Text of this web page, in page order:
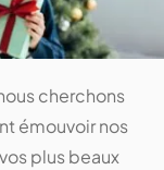
cherchons
émouvoir nos
plus beaux